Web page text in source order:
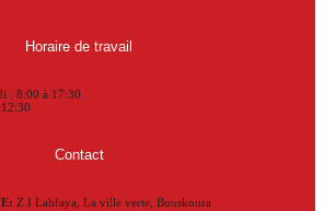
Horaire de travail
: 8:00 à 17:30
Contact
Z.I Lahfaya, La ville verte, Bouskoura